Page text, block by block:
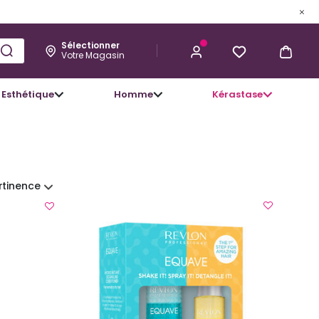
Sélectionner
Votre Magasin
Esthétique Homme Kérastase